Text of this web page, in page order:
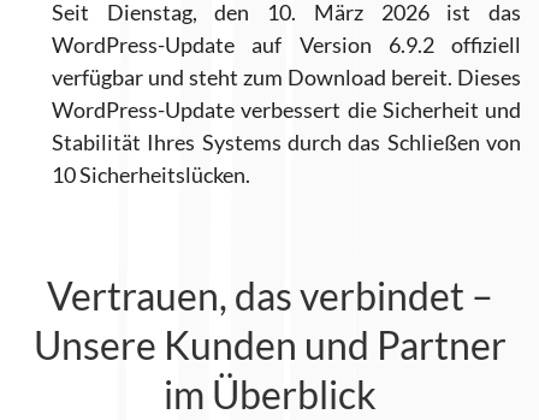
Seit Dienstag, den 10. März 2026 ist das
WordPress-Update auf Version 6.9.2 offiziell
verfügbar und steht zum Download bereit. Dieses
WordPress-Update verbessert die Sicherheit und
Stabilität Ihres Systems durch das Schließen von
10 Sicherheitslücken.
Vertrauen, das verbindet –
Unsere Kunden und Partner
im Überblick